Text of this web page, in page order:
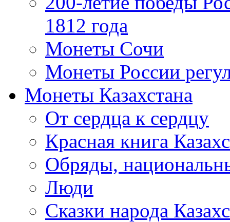
1812 года
Монеты Сочи
Монеты России
Монеты Казахстана
От сердца к сердцу
Красная книга
Обряды,
Люди
Сказки народа